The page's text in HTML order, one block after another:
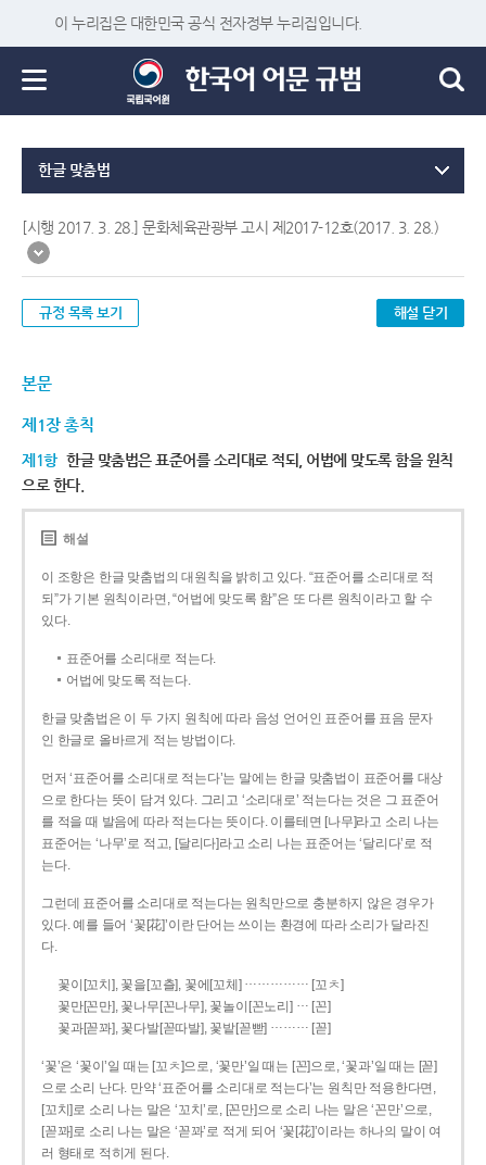
이 누리집은 대한민국 공식 전자정부 누리집입니다.
한글 맞춤법
[시행 2017. 3. 28.] 문화체육관광부 고시 제2017-12호(2017. 3. 28.)
규정 목록 보기 해설 닫기
본문
제1장 총칙
제1항 한글 맞춤법은 표준어를 소리대로 적되, 어법에 맞도록 함을 원칙
으로 한다.
해설
이 조항은 한글 맞춤법의 대원칙을 밝히고 있다. “표준어를 소리대로 적
되”가 기본 원칙이라면, “어법에 맞도록 함”은 또 다른 원칙이라고 할 수
있다.
표준어를 소리대로 적는다.
어법에 맞도록 적는다.
한글 맞춤법은 이 두 가지 원칙에 따라 음성 언어인 표준어를 표음 문자
인 한글로 올바르게 적는 방법이다.
먼저 ‘표준어를 소리대로 적는다’는 말에는 한글 맞춤법이 표준어를 대상
으로 한다는 뜻이 담겨 있다. 그리고 ‘소리대로’ 적는다는 것은 그 표준어
를 적을 때 발음에 따라 적는다는 뜻이다. 이를테면 [나무]라고 소리 나는
표준어는 ‘나무’로 적고, [달리다]라고 소리 나는 표준어는 ‘달리다’로 적
는다.
그런데 표준어를 소리대로 적는다는 원칙만으로 충분하지 않은 경우가
있다. 예를 들어 ‘꽃[花]’이란 단어는 쓰이는 환경에 따라 소리가 달라진
다.
꽃이[꼬치], 꽃을[꼬츨], 꽃에[꼬체] …………… [꼬ㅊ]
꽃만[꼰만], 꽃나무[꼰나무], 꽃놀이[꼰노리] … [꼰]
꽃과[꼳꽈], 꽃다발[꼳따발], 꽃밭[꼳빧] ……… [꼳]
‘꽃’은 ‘꽃이’일 때는 [꼬ㅊ]으로, ‘꽃만’일 때는 [꼰]으로, ‘꽃과’일 때는 [꼳]
으로 소리 난다. 만약 ‘표준어를 소리대로 적는다’는 원칙만 적용한다면,
[꼬치]로 소리 나는 말은 ‘꼬치’로, [꼰만]으로 소리 나는 말은 ‘꼰만’으로,
[꼳꽈]로 소리 나는 말은 ‘꼳꽈’로 적게 되어 ‘꽃[花]’이라는 하나의 말이 여
러 형태로 적히게 된다.